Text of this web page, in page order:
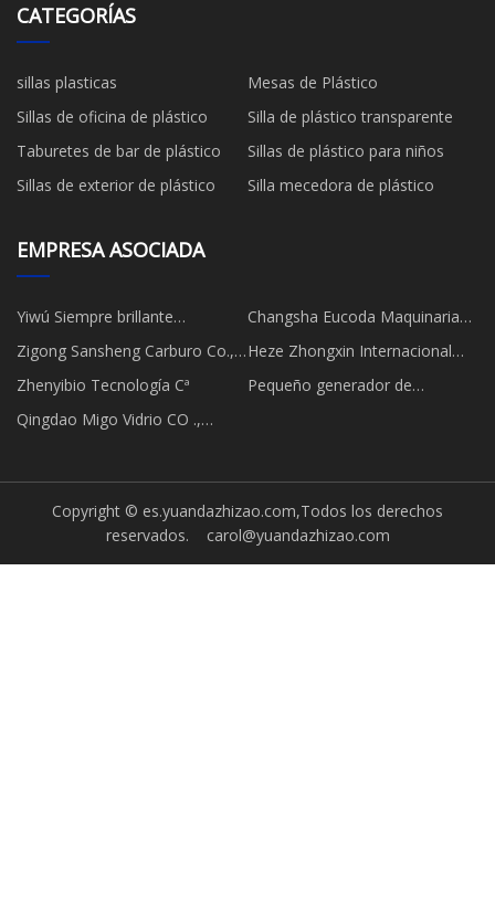
CATEGORÍAS
sillas plasticas
Mesas de Plástico
Sillas de oficina de plástico
Silla de plástico transparente
Taburetes de bar de plástico
Sillas de plástico para niños
Sillas de exterior de plástico
Silla mecedora de plástico
EMPRESA ASOCIADA
Yiwú Siempre brillante
Iluminación compañía, Limitado
Changsha Eucoda Maquinaria
compañía, Limitado
Zigong Sansheng Carburo Co.,
Ltd
Heze Zhongxin Internacional
Económico y Comercio Co.,
Limitado
Zhenyibio Tecnología Cª
Pequeño generador de
Qingdao Migo Vidrio CO .,
Copyright © es.yuandazhizao.com,Todos los derechos
reservados. carol@yuandazhizao.com